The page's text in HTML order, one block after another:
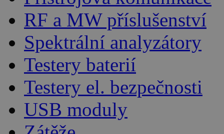
RF a MW příslušenství
Spektrální analyzátory
Testery baterií
Testery el. bezpečnosti
USB moduly